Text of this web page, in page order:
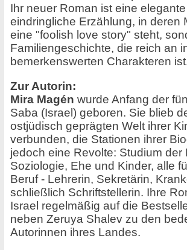
Ihr neuer Roman ist eine
eindringliche Erzählung, in deren
eine "foolish love story" steht,
Familiengeschichte, die reich an
bemerkenswerten Charakteren
Zur Autorin:
Mira Magén wurde Anfang der
Saba (Israel) geboren. Sie blieb
ostjüdisch geprägten Welt ihrer
verbunden, die Stationen ihrer
jedoch eine Revolte: Studium
Soziologie, Ehe und Kinder, alle
Beruf - Lehrerin, Sekretärin,
schließlich Schriftstellerin. Ihre
Israel regelmäßig auf die
neben Zeruya Shalev zu den
Autorinnen ihres Landes.